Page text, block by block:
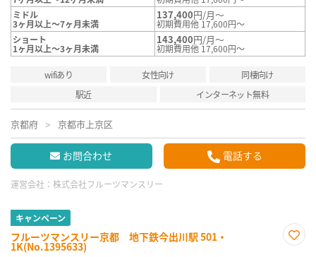
ミドル
3ヶ月以上～7ヶ月未満
137,400円/月～
初期費用他 17,600円～
ショート
1ヶ月以上～3ヶ月未満
143,400円/月～
初期費用他 17,600円～
wifiあり 女性向け
同棲向け
駅近
インターネット無料
京都府 京都市上京区
お問合わせ 電話する
運営会社： 株式会社フルーツマンスリー
キャンペーン
フルーツマンスリー京都 地下鉄今出川駅 501・
1K(No.1395633)